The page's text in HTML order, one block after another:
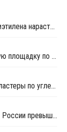
Удмуртский производитель вспененного полиэтилена нарастит выпуск на 15%
"Теплолюкс" открыл новую производственную площадку по выпуску инженерных систем
В Ростовской области планируют создать кластеры по углехимии и переработке полимеров
Импортозамещение строительной области в России превышает 98%